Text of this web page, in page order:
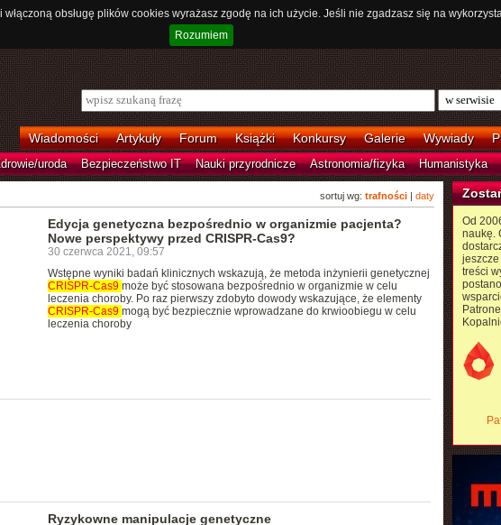
obsługę plików cookies wyrażasz zgodę na ich użycie. Jeśli nie zgadzasz się na
Rozumiem
Wiadomości Artykuły Forum Książki Konkursy Galerie Wywiady
uroda Bezpieczeństwo IT Nauki przyrodnicze Astronomia/fizyka Humanistyka
sortuj wg: trafności| daty
Edycja genetyczna bezpośrednio w organizmie pacjenta?
Nowe perspektywy przed CRISPR-Cas9?
30 czerwca 2021, 09:57
Wstępne wyniki badań klinicznych wskazują, że metoda inżynierii genetycznej
CRISPR-Cas9 może być stosowana bezpośrednio w organizmie w celu
leczenia choroby. Po raz pierwszy zdobyto dowody wskazujące, że elementy
CRISPR-Cas9 mogą być bezpiecznie wprowadzane do krwioobiegu w celu
leczenia choroby
Ryzykowne manipulacje genetyczne
Od
naukę.
treści